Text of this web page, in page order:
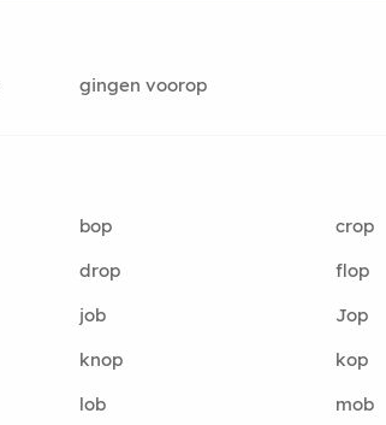
gingen voorop
bop
crop
drop
flop
job
Jop
knop
kop
lob
mob